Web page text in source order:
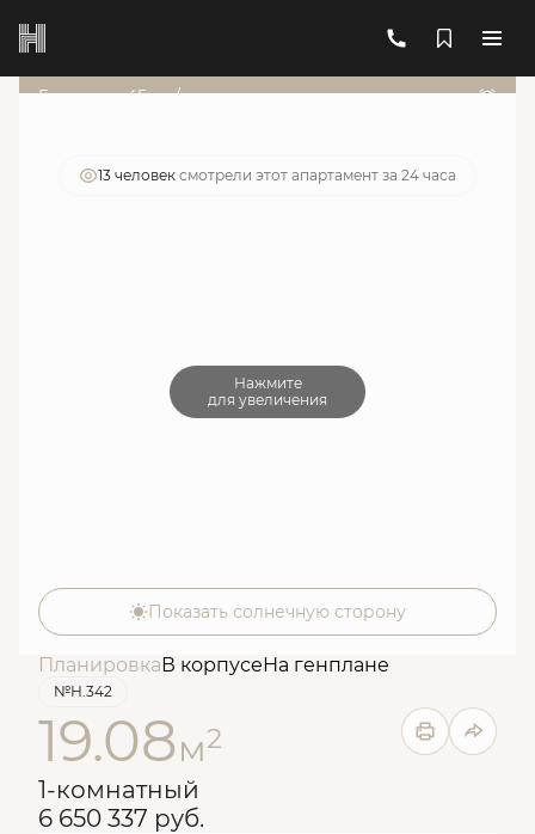
1-комнатный 6 650 337 руб.
Ипотека
Гарант от 45т.р./мес
13 человек смотрели этот апартамент за 24 часа
Нажмите
для увеличения
Показать солнечную сторону
ПланировкаВ корпусеНа генплане
№Н.342
19.08м2
1-комнатный
6 650 337 руб.